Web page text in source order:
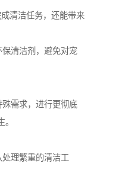
清洁任务，还能带来
清洁剂，避免对宠
需求，进行更彻底
理繁重的清洁工